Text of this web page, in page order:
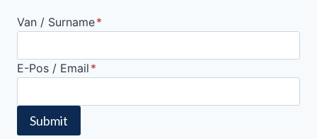
Van / Surname*
E-Pos / Email *
Submit